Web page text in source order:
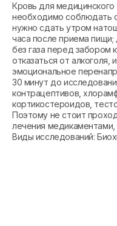
Кровь для
необходимо соблюдать
нужно сдать утром
часа после приема
без газа перед забором
отказаться от алкоголя,
эмоциональное
30 минут до
контрацептивов,
кортикостероидов,
Поэтому не стоит
лечения медикаментами,
Виды исследований: